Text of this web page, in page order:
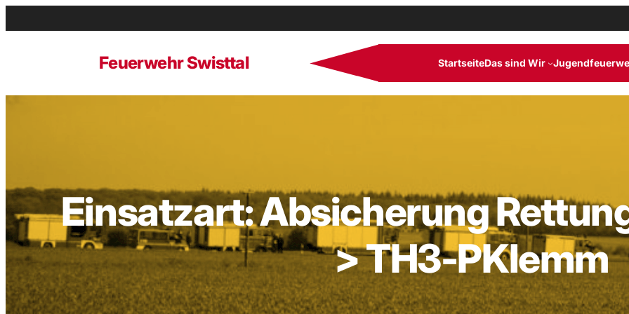
Inhalt
Feuerwehr Swisttal StartseiteDas sind Wir
Einsatzart:Absicherung
> TH3-PKlemm